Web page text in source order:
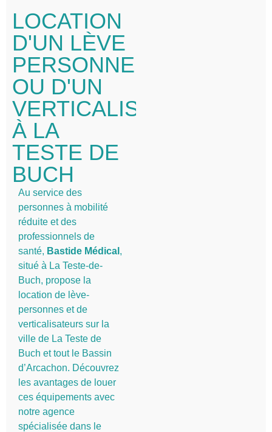
LOCATION
D'UN LÈVE
PERSONNE
OU D'UN
VERTICALISATEUR
À LA
TESTE DE
BUCH
Au service des
personnes à mobilité
réduite et des
professionnels de
santé, Bastide Médical ,
situé à La Teste-de-
Buch, propose la
location de lève-
personnes et de
verticalisateurs sur la
ville de La Teste de
Buch et tout le Bassin
d’Arcachon. Découvrez
les avantages de louer
ces équipements avec
notre agence
spécialisée dans le